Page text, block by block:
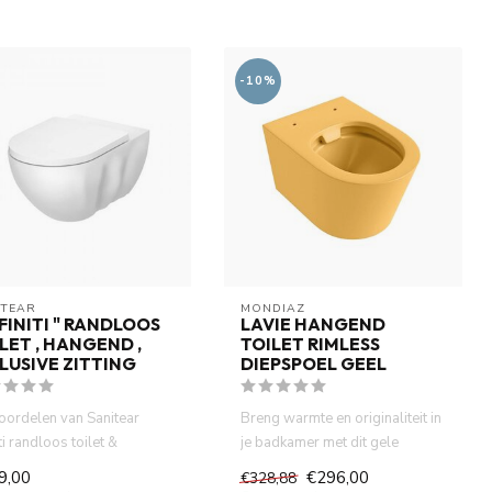
" RANDLOOS
, HANGEND ,
ZITTING
van Sanitear
randloos toilet &
-10%
MONDIAZ
LAVIE HANGEND
TOILET RIMLESS
DIEPSPOEL GEEL
Breng warmte en originaliteit in
je badkamer met dit gele
€328,88 €296,00